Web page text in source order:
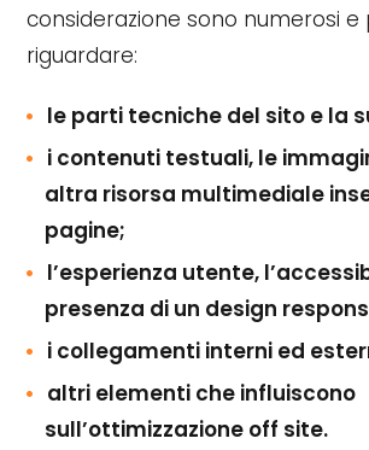
considerazione sono numerosi e
riguardare:
le parti tecniche del sito e la
i contenuti testuali, le
altra risorsa multimediale
pagine;
l’esperienza utente,
presenza di un design
i collegamenti interni ed
altri elementi che influiscono
sull’ottimizzazione off site.